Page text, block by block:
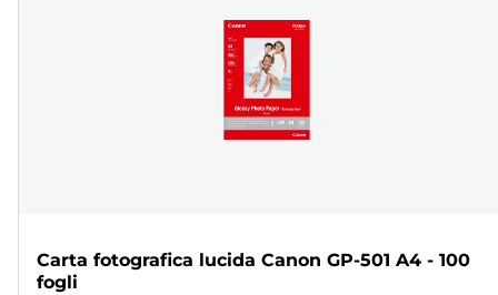
Carta fotografica lucida Canon GP-501 A4 - 100
fogli